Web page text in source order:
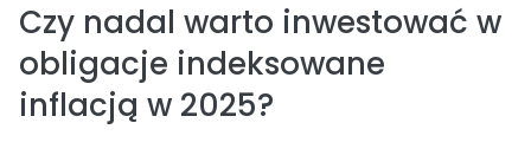
Czy nadal warto inwestować w
obligacje indeksowane
inflacją w 2025?